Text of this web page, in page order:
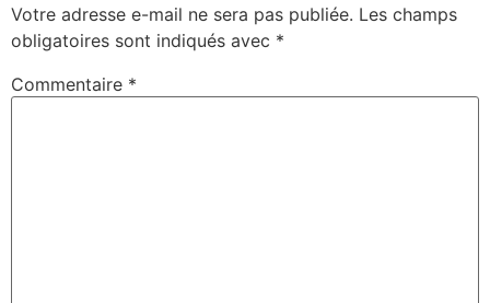
Votre adresse e-mail ne sera pas publiée. Les champs
obligatoires sont indiqués avec *
Commentaire *